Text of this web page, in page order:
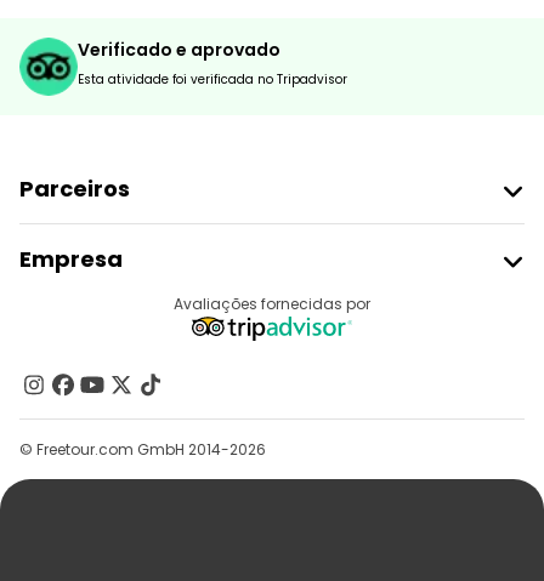
Verificado e aprovado
Esta atividade foi verificada no Tripadvisor
Parceiros
Registo Do Fornecedor
Programa De Afiliados
Empresa
Contacte-Nos
Grupos
Ajuda
Avaliações fornecidas por
© Freetour.com GmbH 2014-2026